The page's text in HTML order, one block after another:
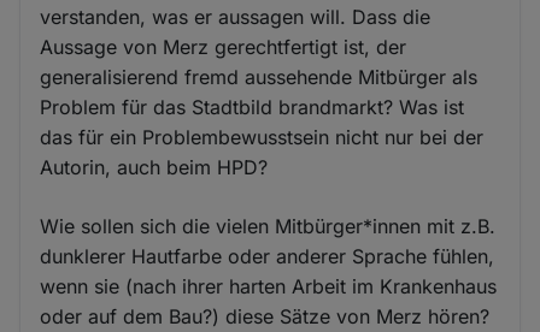
verstanden, was er aussagen will. Dass die
Aussage von Merz gerechtfertigt ist, der
generalisierend fremd aussehende Mitbürger als
Problem für das Stadtbild brandmarkt? Was ist
das für ein Problembewusstsein nicht nur bei der
Autorin, auch beim HPD?
Wie sollen sich die vielen Mitbürger*innen mit z.B.
dunklerer Hautfarbe oder anderer Sprache fühlen,
wenn sie (nach ihrer harten Arbeit im Krankenhaus
oder auf dem Bau?) diese Sätze von Merz hören?